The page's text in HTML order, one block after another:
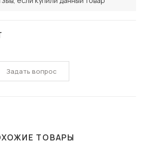
Задать вопрос
ТОВАРЫ